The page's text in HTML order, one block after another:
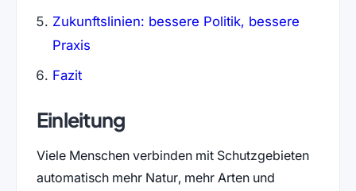
Zukunftslinien: bessere Politik, bessere
Praxis
Fazit
Einleitung
Viele Menschen verbinden mit Schutzgebieten
automatisch mehr Natur, mehr Arten und